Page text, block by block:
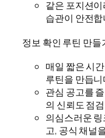
같은 포지션
습관이 안전
정보 확인 루틴 만들
매일 짧은 시
루틴을 만듭니
관심 공고를
의 신뢰도 점
의심스러운
고, 공식 채널